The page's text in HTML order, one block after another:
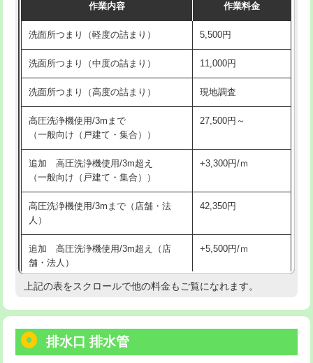
モルタル補修（厚さ10㎝まで） 27,500円
モルタル補修（厚さ10㎝超え） 38,500円
洗面台設置 38,500円
バスタブ設置 現場見積
追加人工 16,500円
廃棄・処分
※給水管工事は20mmまでの価格です。
持込商品取付（単水栓） 13,200円
持込商品取付（混合水栓） 16,500円
持込商品取付（浄水器・分岐水栓） 16,500円
給水管工事※（ホール加工) 16,500円
給水管工事※（バンド止め)
給水管工事※（支持金具設置) 5,500円
給水管工事※（保温材使用（バンド止
め込み）)
5,500円
給水管工事※（土の掘削・埋め戻し作
業)
11,000円
給水管工事※（塩ビ管（VP・HI）使
用/3ｍまで)
用（追加）/3ｍ超え)
作業内容 作業料金
洗面所つまり（軽度の詰まり） 5,500円
洗面所つまり（中度の詰まり） 11,000円
洗面所つまり（高度の詰まり） 現地調査
高圧洗浄機使用/3mまで
（一般向け（戸建て・集合））
27,500円～
追加 高圧洗浄機使用/3m超え
（一般向け（戸建て・集合））
+3,300円/ｍ
高圧洗浄機使用/3mまで（店舗・法
人）
42,350円
追加 高圧洗浄機使用/3m超え（店
舗・法人）
+5,500円/ｍ
高度高圧洗浄換 現地調査
トーラー機使用/3mまで
上記の表をスクロールで他の料金もご覧になれます。
排水口 排水管